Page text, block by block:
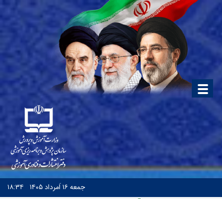
جمعه۱۶ اَمرداد ۱۴۰۵ ۱۸:۳۴